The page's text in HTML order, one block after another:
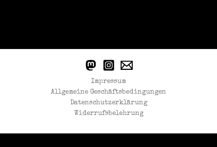
Impressum
Allgemeine Geschäftsbedingungen
Datenschutzerklärung
Widerrufsbelehrung